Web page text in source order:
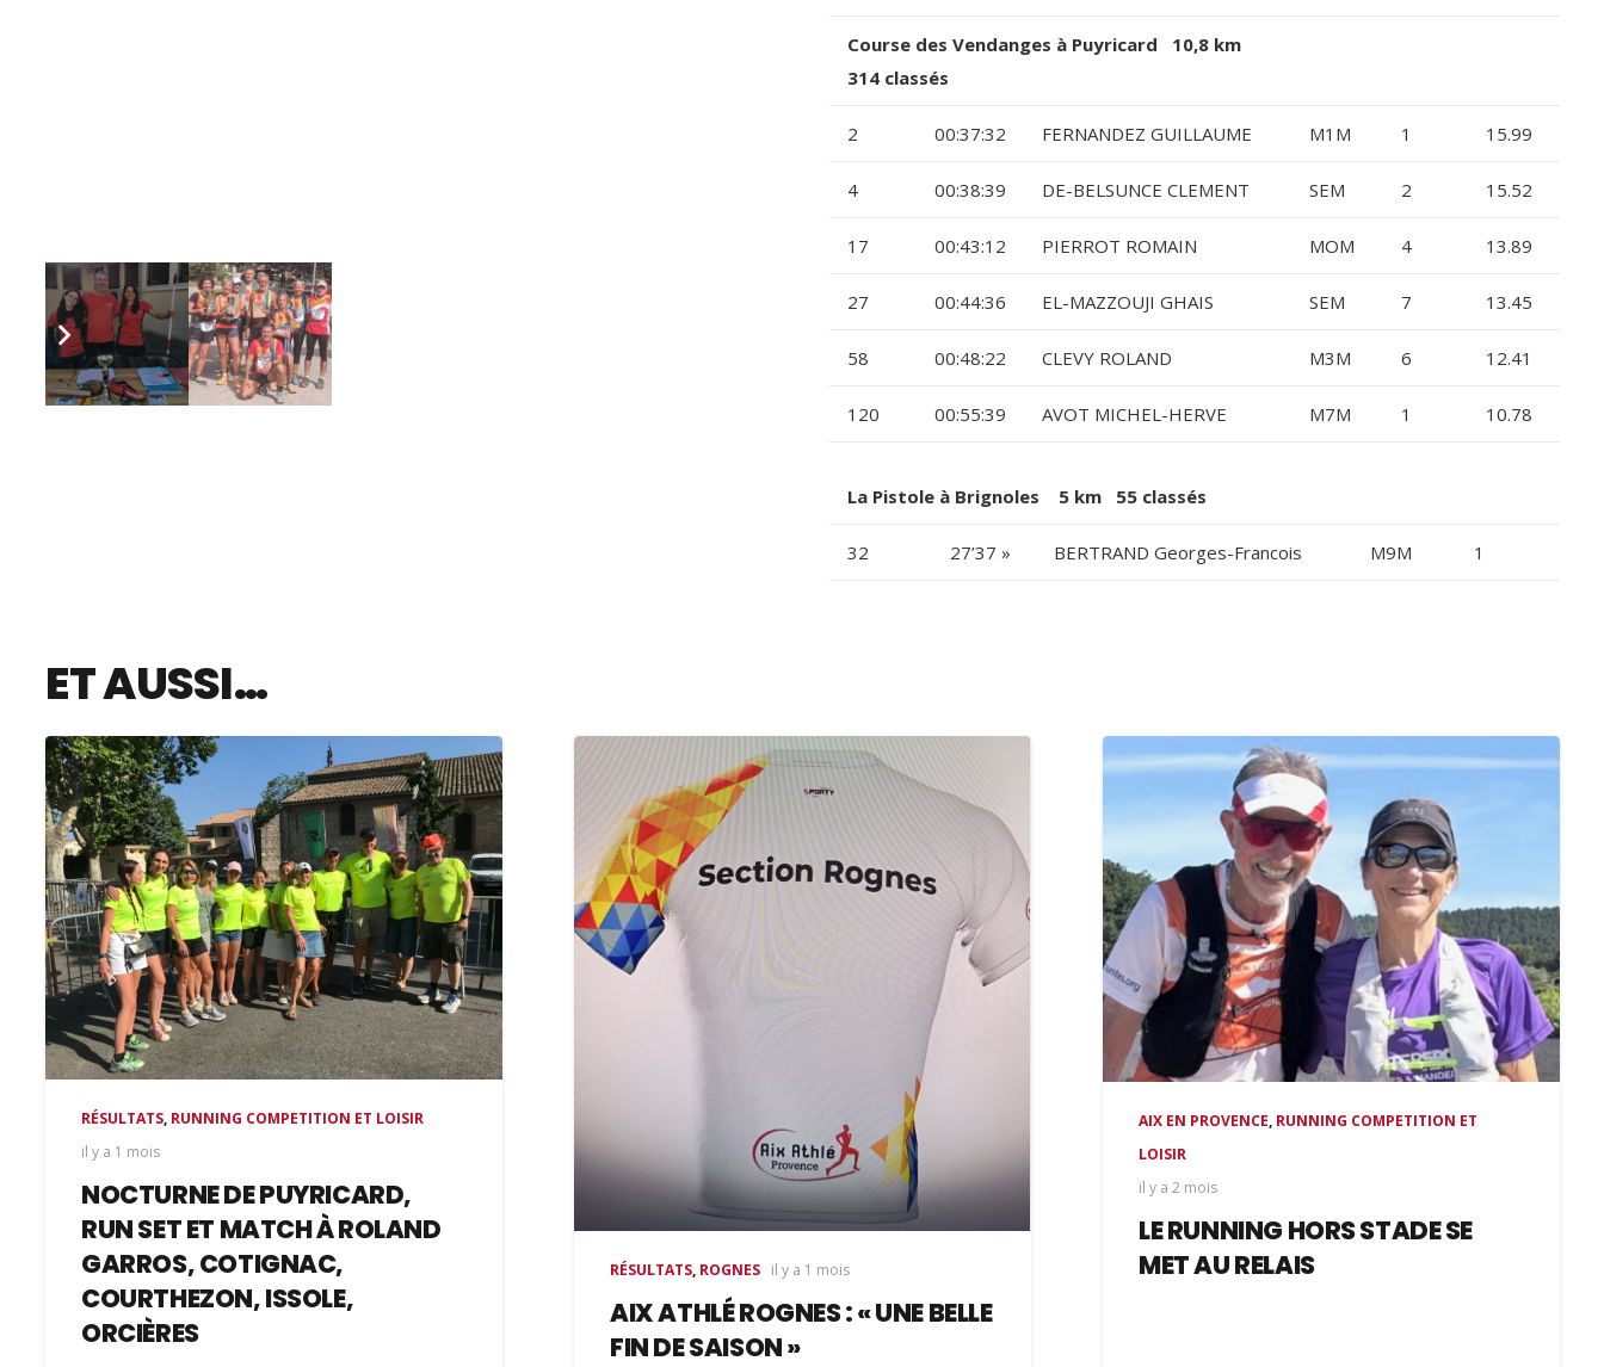
Course des Vendanges à Puyricard 10,8 km
314 classés
2 00:37:32 FERNANDEZ GUILLAUME M1M 1 15.99
4 00:38:39 DE-BELSUNCE CLEMENT SEM 2 15.52
17 00:43:12 PIERROT ROMAIN MOM 4 13.89
27 00:44:36 EL-MAZZOUJI GHAIS SEM 7 13.45
58 00:48:22 CLEVY ROLAND M3M 6 12.41
120 00:55:39 AVOT MICHEL-HERVE M7M 1 10.78
La Pistole à Brignoles 5 km 55 classés
32 27’37 » BERTRAND Georges-Francois M9M 1
ET AUSSI…
RÉSULTATS, RUNNING COMPETITION ET LOISIR
il y a 1 mois
NOCTURNE DE PUYRICARD,
RUN SET ET MATCH À ROLAND
GARROS, COTIGNAC,
COURTHEZON, ISSOLE,
ORCIÈRES
RÉSULTATS, ROGNES il y a 1 mois
AIX ATHLÉ ROGNES : « UNE BELLE
FIN DE SAISON »
AIX EN PROVENCE, RUNNING COMPETITION ET
LOISIR
il y a 2 mois
LE RUNNING HORS STADE SE
MET AU RELAIS